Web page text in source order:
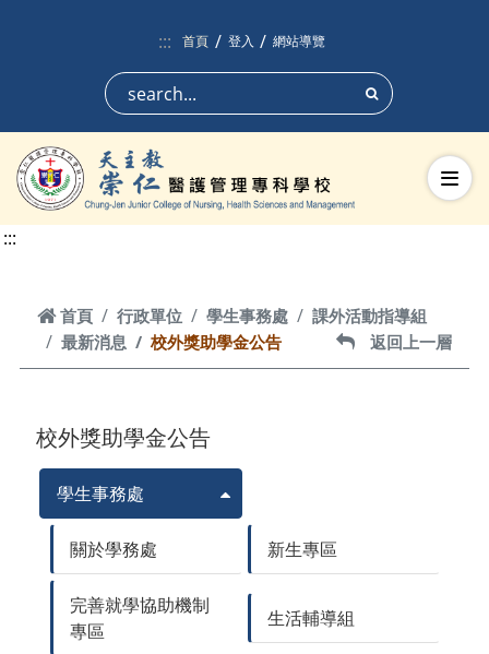
:::
首頁 登入 網站導覽
搜尋
切換
:::
首頁
首頁 行政單位 學生事務處
課外活動指導組
最新消息
校外獎助學金公告 返回上一層
返回上一層
校外獎助學金公告
學生事務處
關於學務處 新生專區
完善就學協助機制
專區
生活輔導組